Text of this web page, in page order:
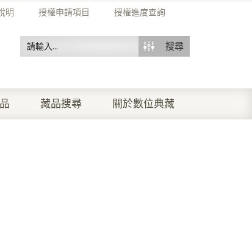
明 授權申請項目 授權進度查詢
搜尋
藏品搜尋 關於數位典藏